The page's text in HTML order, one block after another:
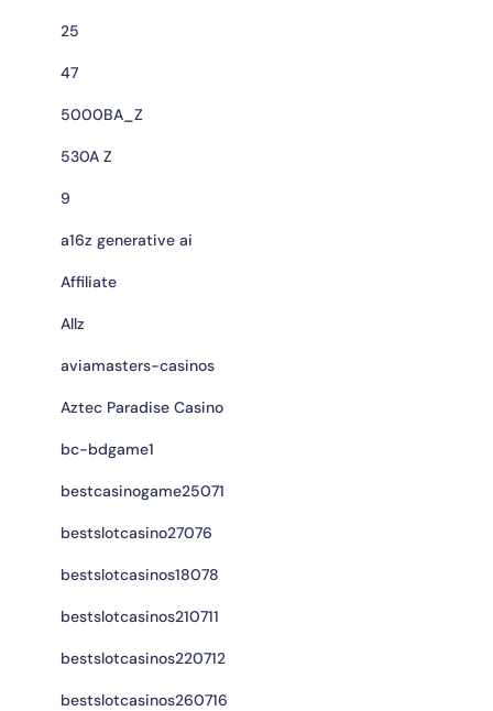
25
47
5000BA_Z
530A Z
9
a16z generative ai
Affiliate
Allz
aviamasters-casinos
Aztec Paradise Casino
bc-bdgame1
bestcasinogame25071
bestslotcasino27076
bestslotcasinos18078
bestslotcasinos210711
bestslotcasinos220712
bestslotcasinos260716